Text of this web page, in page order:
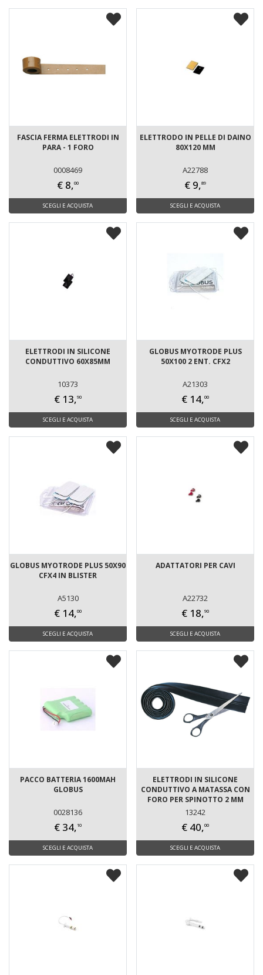
FASCIA FERMA ELETTRODI IN
PARA - 1 FORO
0008469
€ 8,00
SCEGLI E ACQUISTA
ELETTRODO IN PELLE DI DAINO
80X120 MM
A22788
€ 9,89
SCEGLI E ACQUISTA
ELETTRODI IN SILICONE
CONDUTTIVO 60X85MM
10373
€ 13,90
SCEGLI E ACQUISTA
GLOBUS MYOTRODE PLUS
50X100 2 ENT. CFX2
A21303
€ 14,00
SCEGLI E ACQUISTA
GLOBUS MYOTRODE PLUS 50X90
CFX4 IN BLISTER
A5130
€ 14,00
SCEGLI E ACQUISTA
ADATTATORI PER CAVI
A22732
€ 18,90
SCEGLI E ACQUISTA
PACCO BATTERIA 1600MAH
GLOBUS
0028136
€ 34, 10
SCEGLI E ACQUISTA
ELETTRODI IN SILICONE
CONDUTTIVO A MATASSA CON
FORO PER SPINOTTO 2 MM
13242
€ 40,00
SCEGLI E ACQUISTA